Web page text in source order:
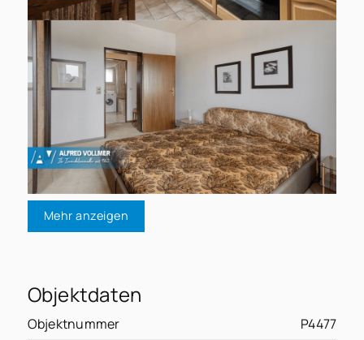
Mehr anzeigen
Objektdaten
Objektnummer
P4477